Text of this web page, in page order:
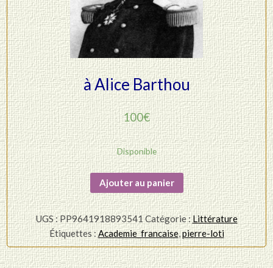
à Alice Barthou
100€
Disponible
quantité
de
Pierre
LOTI
-
Billet
Ajouter au panier
UGS :PP9641918893541Catégorie :Littérature
Étiquettes :Academie_francaise,pierre-loti